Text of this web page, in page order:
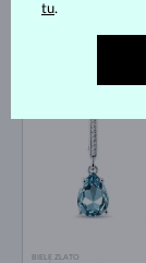
TOPÁS & DIAMANT
BIELE ZLATO
tu.